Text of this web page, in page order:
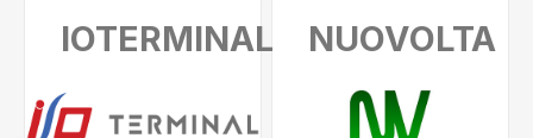
IOTERMINAL NUOVOLTA